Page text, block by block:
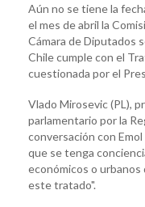
Aún no se tiene la
el mes de abril la
Cámara de Diputados
Chile cumple con el
cuestionada por el
Vlado Mirosevic (PL),
parlamentario por la
conversación con
que se tenga
económicos o urbanos
este tratado".